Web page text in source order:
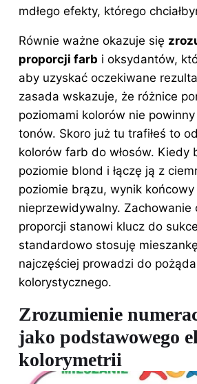
mdłego efekty, którego
Równie ważne okazuje się
proporcji farb i oksydantów,
aby uzyskać oczekiwane
zasada wskazuje, że różnice
poziomami kolorów nie
tonów. Skoro już tu trafiłeś to
kolorów farb do włosów. Kiedy
poziomie blond i łączę ją z
poziomie brązu, wynik
nieprzewidywalny. Zachowanie
proporcji stanowi klucz do
standardowo stosuję
najczęściej prowadzi do
kolorystycznego.
Zrozumienie
jako podstawowego
kolorymetrii